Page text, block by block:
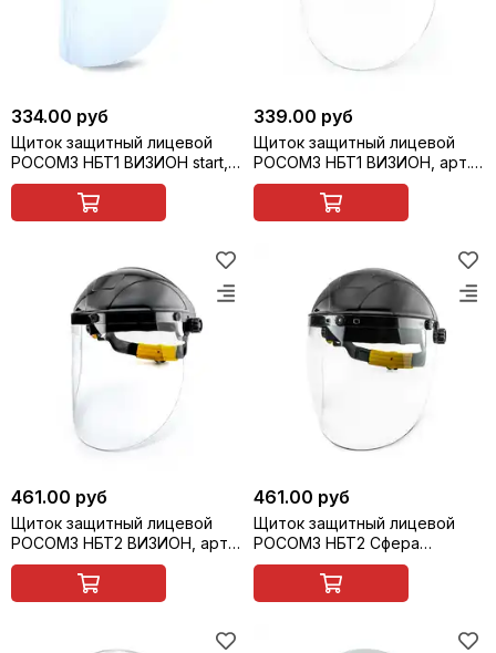
334.00 руб
Щиток защитный лицевой
РОСОМЗ НБТ1 ВИЗИОН start,
арт. 413140
339.00 руб
Щиток защитный лицевой
РОСОМЗ НБТ1 ВИЗИОН, арт.
413130
461.00 руб
Щиток защитный лицевой
РОСОМЗ НБТ2 ВИЗИОН, арт.
425190
461.00 руб
Щиток защитный лицевой
РОСОМЗ НБТ2 Сфера
ВИЗИОН, арт. 425540